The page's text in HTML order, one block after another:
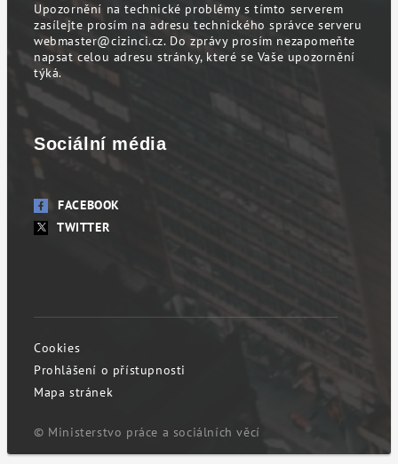
Upozornění na technické problémy s tímto serverem
zasílejte prosím na adresu technického správce serveru
webmaster@cizinci.cz. Do zprávy prosím nezapomeňte
napsat celou adresu stránky, které se Vaše upozornění
týká.
Sociální média
FACEBOOK
TWITTER
Cookies
Prohlášení o přístupnosti
Mapa stránek
© Ministerstvo práce a sociálních věcí